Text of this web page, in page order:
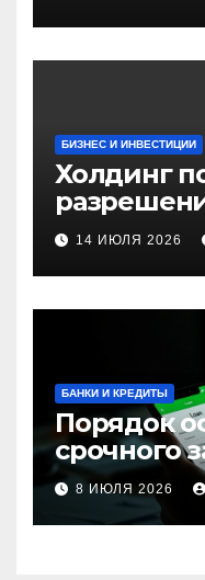
БИЗНЕС И ИНВЕСТИЦИИ
Холдинг
Турции
14 ИЮЛЯ 2026
БАНКИ И КРЕДИТЫ
Порядок
срочного
8 ИЮЛЯ 2026